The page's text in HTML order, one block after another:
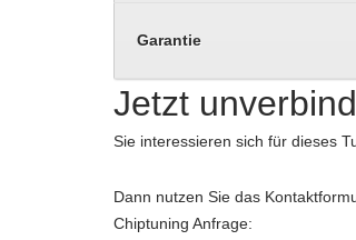
Garantie
Jetzt
Sie interessieren sich für dieses
Dann nutzen Sie das
Chiptuning Anfrage: